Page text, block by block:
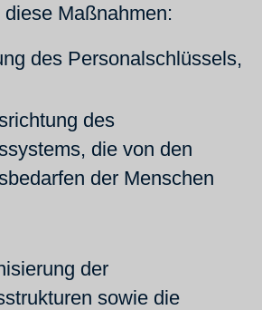
Maßnahmen:
des Personalschlüssels,
des
die von den
der Menschen
der
sowie die